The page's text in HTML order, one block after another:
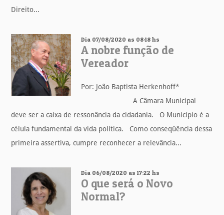
Direito...
Dia 07/08/2020 as 08:18 hs
A nobre função de
Vereador
Por: João Baptista Herkenhoff*
A Câmara Municipal
deve ser a caixa de ressonância da cidadania. O Município é a
célula fundamental da vida política. Como conseqüência dessa
primeira assertiva, cumpre reconhecer a relevância...
Dia 06/08/2020 as 17:22 hs
O que será o Novo
Normal?